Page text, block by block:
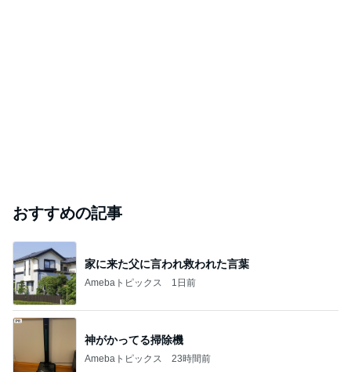
おすすめの記事
家に来た父に言われ救われた言葉
Amebaトピックス 1日前
神がかってる掃除機
Amebaトピックス 23時間前